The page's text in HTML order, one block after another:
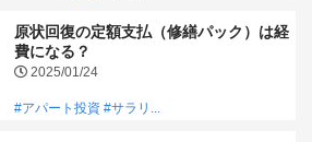
原状回復の定額支払（修繕パック）は経
費になる？
2025/01/24
#アパート投資 #サラリ...